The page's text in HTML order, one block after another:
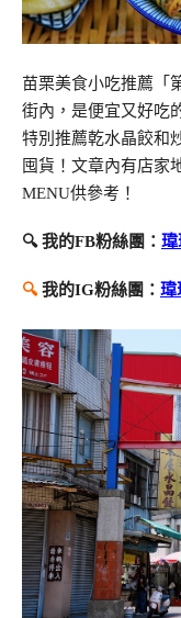
苗栗美食小吃推薦「
街內，是便宜又好吃
特別推薦乾水晶餃和
囤貨！文章內有店家
MENU供參考！
🔍 我的FB粉絲團： 瑋
🔍我的IG粉絲團： 瑋